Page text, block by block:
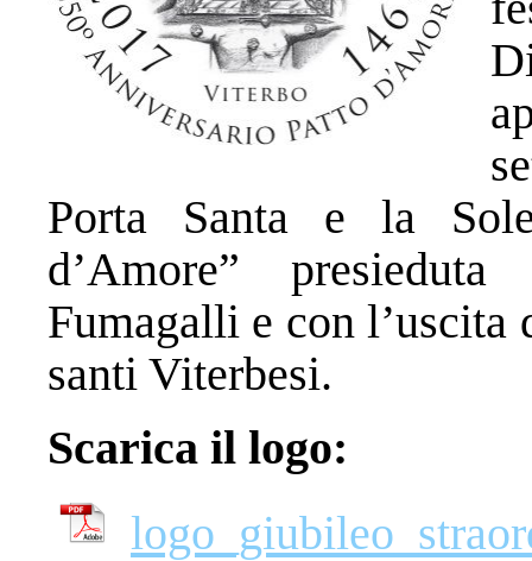
Porta Santa e la
d’Amore”
Fumagalli e con
santi Viterbesi.
Scarica il logo: